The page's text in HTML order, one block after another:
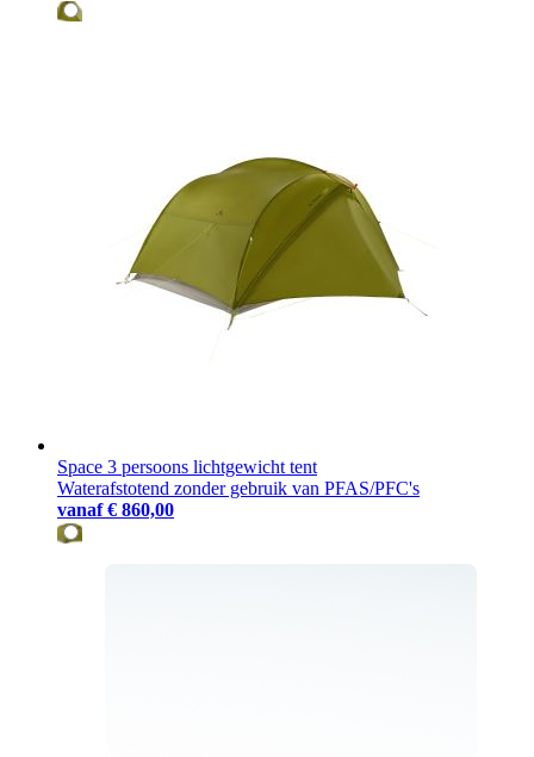
Space 3 persoons lichtgewicht tent
Waterafstotend zonder gebruik van PFAS/PFC's
vanaf € 860,00